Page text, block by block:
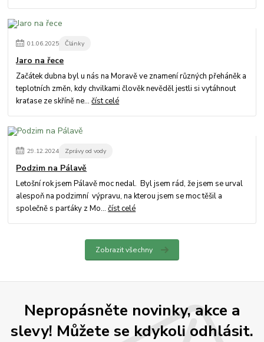
01.06.2025 Články
Jaro na řece
Začátek dubna byl u nás na Moravě ve znamení různých přeháněk a
teplotních změn, kdy chvilkami člověk nevěděl jestli si vytáhnout
kraťase ze skříně ne...číst celé
29.12.2024 Zprávy od vody
Podzim na Pálavě
Letošní rok jsem Pálavě moc nedal. Byl jsem rád, že jsem se urval
alespoň na podzimní výpravu, na kterou jsem se moc těšil a
společně s parťáky z Mo...číst celé
Zobrazit všechny
Nepropásněte novinky, akce a
slevy! Můžete se kdykoli odhlásit.